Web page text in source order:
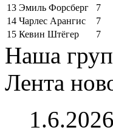
13 Эмиль Форсберг
7
14 Чарлес Арангис
7
15 Кевин Штёгер 7
Наша
Лента